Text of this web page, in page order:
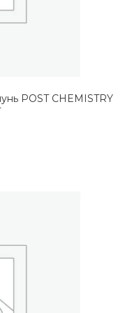
POST CHEMISTRY